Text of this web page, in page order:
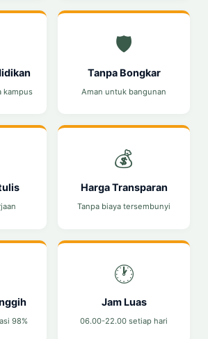
kampus
🛡️
Tanpa Bongkar
Aman untuk bangunan
💰
Harga Transparan
Tanpa biaya tersembunyi
98%
🕐
Jam Luas
06.00-22.00 setiap hari